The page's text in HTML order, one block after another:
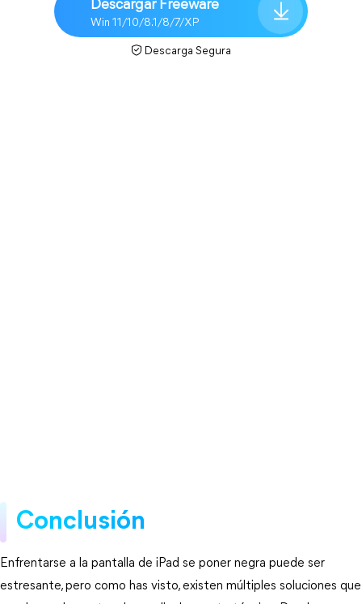
Descargar Freeware
Win 11/10/8.1/8/7/XP
Descarga Segura
Conclusión
Enfrentarse a la pantalla de iPad se poner negra puede ser
estresante, pero como has visto, existen múltiples soluciones que